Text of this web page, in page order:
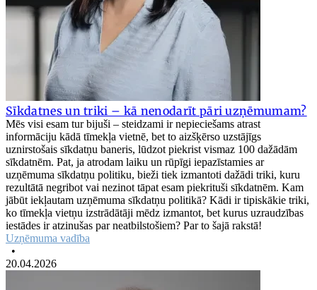
Sīkdatnes un triki – kā nenodarīt pāri uzņēmumam?
Mēs visi esam tur bijuši – steidzami ir nepieciešams atrast
informāciju kādā tīmekļa vietnē, bet to aizšķērso uzstājīgs
uznirstošais sīkdatņu baneris, lūdzot piekrist vismaz 100 dažādām
sīkdatnēm. Pat, ja atrodam laiku un rūpīgi iepazīstamies ar
uzņēmuma sīkdatņu politiku, bieži tiek izmantoti dažādi triki, kuru
rezultātā negribot vai nezinot tāpat esam piekrituši sīkdatnēm. Kam
jābūt iekļautam uzņēmuma sīkdatņu politikā? Kādi ir tipiskākie triki,
ko tīmekļa vietņu izstrādātāji mēdz izmantot, bet kurus uzraudzības
iestādes ir atzinušas par neatbilstošiem? Par to šajā rakstā!
Uzņēmuma vadība
•
20.04.2026